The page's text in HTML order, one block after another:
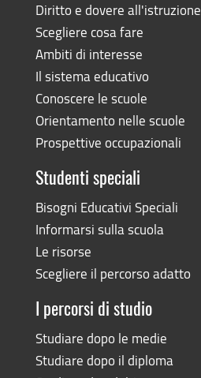
Diritto e dovere all'istruzione
Scegliere cosa fare
Ambiti di interesse
Il sistema educativo
Conoscere le scuole
Orientamento nelle scuole
Prospettive occupazionali
Studenti speciali
Bisogni Educativi Speciali
Informarsi sulla scuola
Le risorse
Scegliere il percorso adatto
I percorsi di studio
Studiare dopo le medie
Studiare dopo il diploma